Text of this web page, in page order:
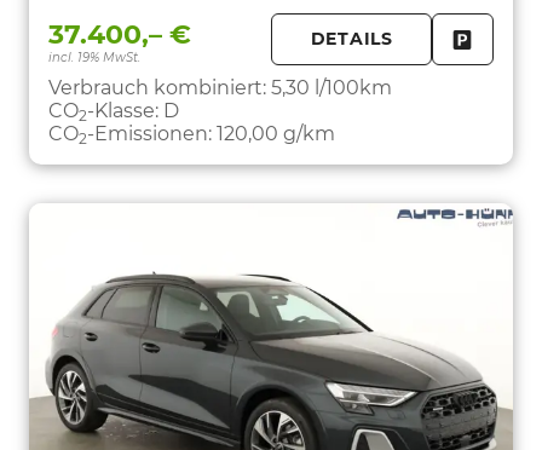
37.400,– €
incl. 19% MwSt.
DETAILS
Verbrauch kombiniert: 5,30 l/100km
CO2-Klasse: D
CO2-Emissionen: 120,00 g/km